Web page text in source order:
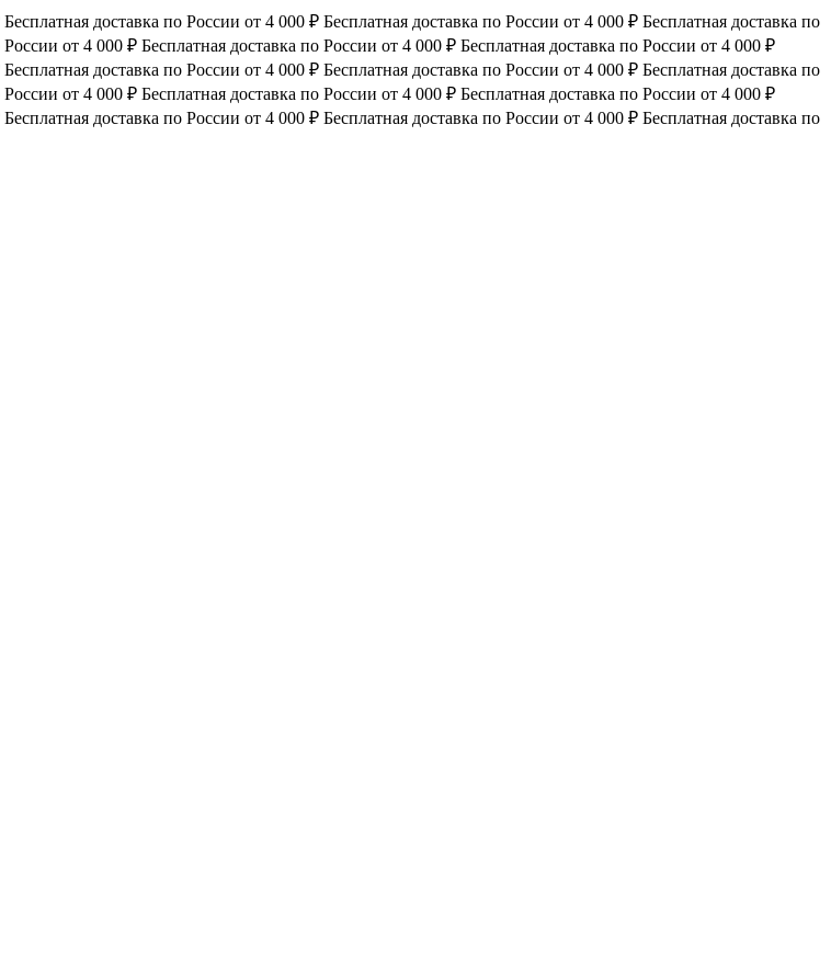
Бесплатная доставка по России от 4 000 ₽ Бесплатная доставка по России от 4 000 ₽ Бесплатная доставка по
России от 4 000 ₽ Бесплатная доставка по России от 4 000 ₽ Бесплатная доставка по России от 4 000 ₽
Бесплатная доставка по России от 4 000 ₽ Бесплатная доставка по России от 4 000 ₽ Бесплатная доставка по
России от 4 000 ₽ Бесплатная доставка по России от 4 000 ₽ Бесплатная доставка по России от 4 000 ₽
Бесплатная доставка по России от 4 000 ₽ Бесплатная доставка по России от 4 000 ₽ Бесплатная доставка по